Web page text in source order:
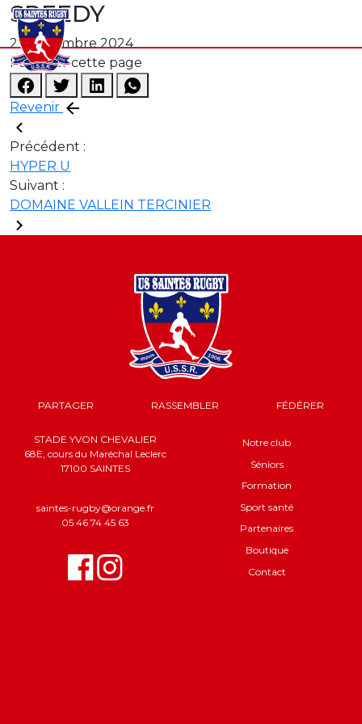
SPEEDY
27 novembre 2024
Revenir
Partager cette page
Précédent :
HYPER U
Suivant :
DOMAINE VALLEIN TERCINIER
PARTAGER RASSEMBLER FÉDÉRER
STADE YVON CHEVALIER
68E, cours du Maréchal Leclerc
17100 SAINTES
saintes-rugby@orange.fr
05 46 74 45 63
Notre club
Séniors
Formation
Sport santé
Partenaires
Boutique
Contact